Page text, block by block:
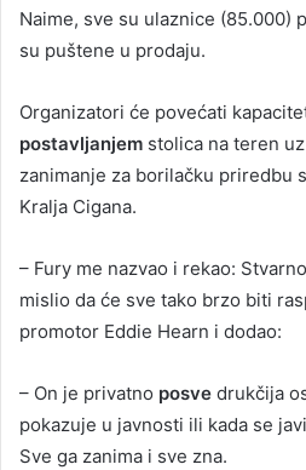
Naime, sve su ulaznice (85.000)
su puštene u prodaju.
Organizatori će povećati
postavljanjem stolica na teren
zanimanje za borilačku priredbu
Kralja Cigana.
– Fury me nazvao i rekao:
mislio da će sve tako brzo biti
promotor Eddie Hearn i dodao:
– On je privatno posve drukčija
pokazuje u javnosti ili kada se
Sve ga zanima i sve zna.